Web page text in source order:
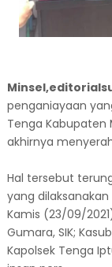
penganiayaan
Tenga Kabupaten
akhirnya
Hal tersebut
yang dilaksanakan
Kamis (23/09/
Gumara, SIK;
Kapolsek Tenga